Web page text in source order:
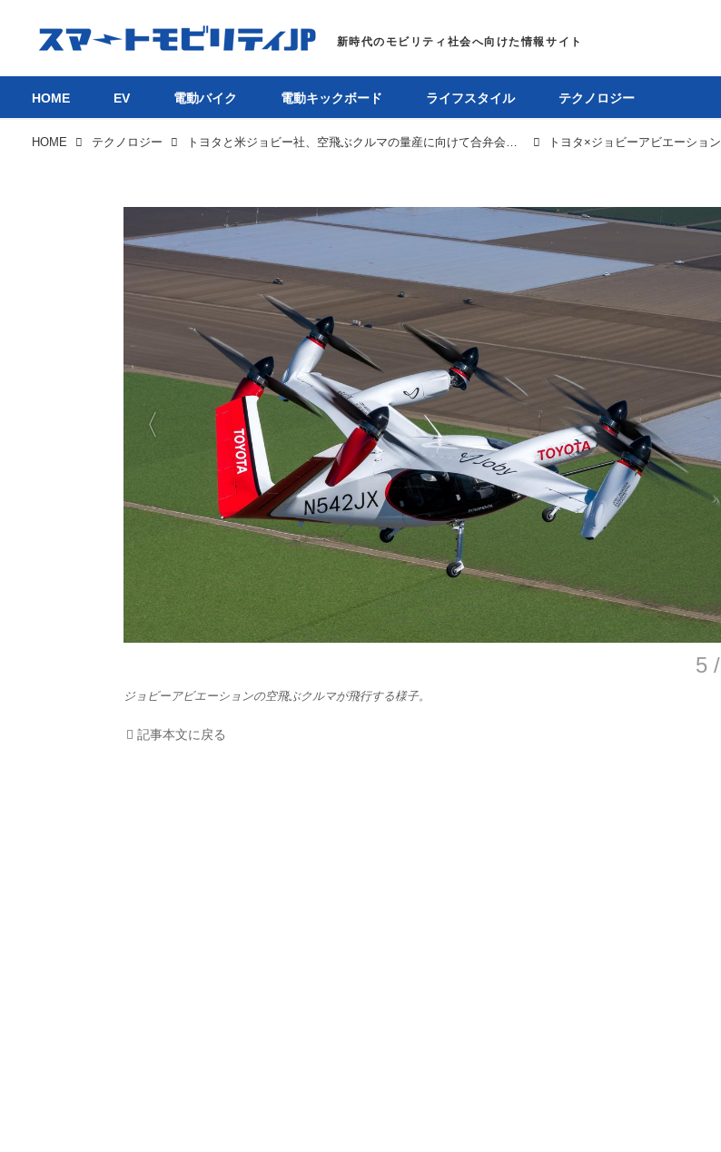
HOME
EV
電動バイク
電動キックボード
ライフスタイル
HOME EV 電動バイク 電動キックボード ライフスタイル テクノロジー
HOME テクノロジー トヨタと米ジョビー社、空飛ぶクルマの量産に向けて合弁会社を設立。トヨタ生産方式を活かした機体生産準備が本格化 トヨタ×ジョビーアビエーション
ジョビーアビエーションの空飛ぶクルマが飛行する様子。
記事本文に戻る